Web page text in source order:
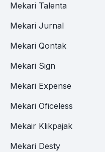
Mekari Talenta
Mekari Jurnal
Mekari Qontak
Mekari Sign
Mekari Expense
Mekari Oficeless
Mekair Klikpajak
Mekari Desty